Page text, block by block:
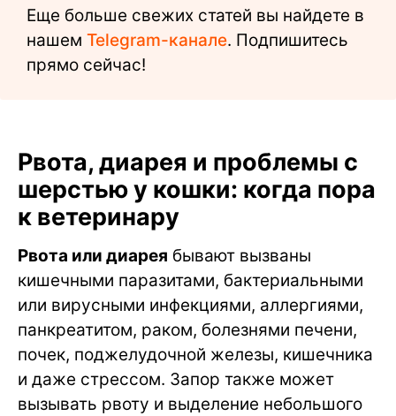
Еще больше свежих статей вы найдете в
нашем Telegram-канале. Подпишитесь
прямо сейчас!
Рвота, диарея и проблемы с
шерстью у кошки: когда пора
к ветеринару
Рвота или диарея бывают вызваны
кишечными паразитами, бактериальными
или вирусными инфекциями, аллергиями,
панкреатитом, раком, болезнями печени,
почек, поджелудочной железы, кишечника
и даже стрессом. Запор также может
вызывать рвоту и выделение небольшого